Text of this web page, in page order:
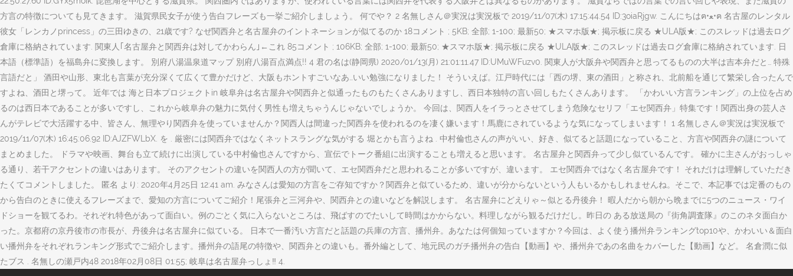
方言の特徴についても見てきます。 滋賀県民女子が使う告白フレーズも一挙ご紹介しましょう。 何でや？ 2 名無しさん＠実況は実況板で 2019/11/07(木) 17:15:44.54 ID:3oiaRjgw. こんにちはฅ•ﻌ•ฅ 名古屋のレンタル
彼女「レンカノprincess」の三田ゆきの、21歳です? なぜ関西弁と名古屋弁のイントネーションが似てるのか 18コメント ; 5KB; 全部; 1-100; 最新50; ★スマホ版★; 掲示板に戻る ★ULA版★; このスレッドは過去ログ
倉庫に格納されています. 関東人｢名古屋弁と関西弁は対してかわらん｣←これ 85コメント ; 106KB; 全部; 1-100; 最新50; ★スマホ版★; 掲示板に戻る ★ULA版★; このスレッドは過去ログ倉庫に格納されています. 日
本語（標準語）を福島弁に変換します。 別府八湯温泉道マップ 別府八湯百点満点!! 4 君の名は(静岡県) 2020/01/13(月) 21:01:11.47 ID:UMuWFuzv0. 関東人が大阪弁や関西弁と思ってるものの大半は吉本弁だと… 特殊
言語だと」 酒田や山形、東北も言葉が充分深くて広くて豊かだけど、大阪もホントすごいなあ…いい勉強になりました！ そういえば。江戸時代には「西の堺、東の酒田」と称され、北前船を通じて繁栄し合ったんで
すよね、酒田と堺って。 近年では 海と日本プロジェクトin 岐阜弁は名古屋弁や関西弁と似通ったものもたくさんありますし、西日本独特の言い回しもたくさんあります。 「かわいい方言ランキング」の上位を占め
るのは西日本であることが多いですし、これから岐阜弁の魅力に気付く男性も増えちゃうんじゃないでしょうか。 今回は、関西人をイラっとさせてしまう危険なセリフ「エセ関西弁」特集です！関西出身の芸人さ
んがテレビで大活躍する中、皆さん、無理やり関西弁を使っていませんか？関西人は間違った関西弁を使われるのを凄く嫌います！馬鹿にされているような気になってしまいます！ 1 名無しさん＠実況は実況板で
2019/11/07(木) 16:45:06.92 ID:AJZFWLbX. を . 厳密には関西弁ではなくネットスラングな気がする 堀とかも言うよね . 中村倫也さんの声がいい、好き、似てると話題になっていること、方言や関西弁の謎について
まとめました。 ドラマや映画、舞台も立て続けに出演している中村倫也さんですから、宣伝でトーク番組に出演することも増えると思います。 名古屋弁と関西弁って少し似ているんです。 確かに主さんがおっしゃ
る通り、若干アクセントの違いはあります。 そのアクセントの違いを関西人の方が聞いて、エセ関西弁だと思われることが多いですが、違います。 エセ関西弁ではなく名古屋弁です！ それだけは理解していただき
たくてコメントしました。 匿名 より: 2020年4月25日 12:41 am. みなさんは愛知の方言をご存知ですか？関西弁と似ているため、違いが分からないという人もいるかもしれませんね。そこで、本記事では定番のもの
から告白のときに使えるフレーズまで、愛知の方言についてご紹介！尾張弁と三河弁や、関西弁との違いなどを解説します。 名古屋弁にどえりゃ～似とる丹後弁！ 暇人だから朝から晩までに5つのニュース・ワイ
ドショーを観てるわ。それぞれ特色があって面白い。例のごとく気に入らないところは、飛ばすのでたいして時間はかからない。料理しながら観るだけだし。昨日の ある放送局の『街角調査隊』のこのネタ面白か
った。京都府の京丹後市の市長が、丹後弁は名古屋弁に似ている。 日本で一番汚い方言だと話題の兵庫の方言、播州弁。あなたは何個知っていますか？今回は、よく使う播州弁ランキングtop10や、かわいい＆面白
い播州弁をそれぞれランキング形式でご紹介します。播州弁の語尾の特徴や、関西弁との違いも。番外編として、地元民のガチ播州弁の告白【動画】や、播州弁であの名曲をカバーした【動画】など。 名倉潤に似
たブス . 名無しの瀬戸内48 2018年02月08日 01:55; 岐阜は名古屋弁っしょ‼ 4.